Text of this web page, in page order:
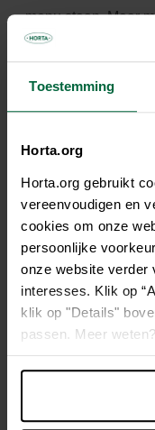
Toestemming
Horta.org
Horta.org gebruikt
vereenvoudigen en
cookies om onze
persoonlijke
onze website verder
interesses. Klik op
klik op "Details"
passen. Meer
meer informatie.
menu staan. Maar
lieveheersbeestje,
eten véél
gevolgen van een
bladluizen lang vrij
(Lees verder onder